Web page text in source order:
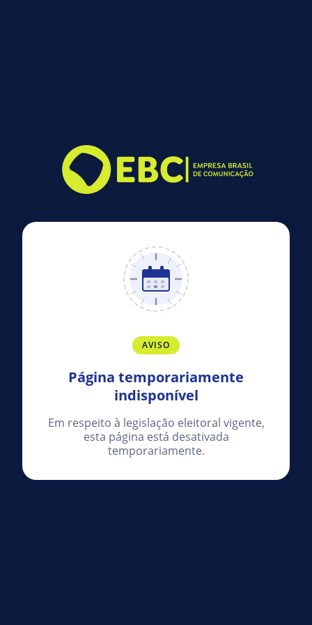
AVISO
Página temporariamente
indisponível
Em respeito à legislação eleitoral vigente,
esta página está desativada
temporariamente.